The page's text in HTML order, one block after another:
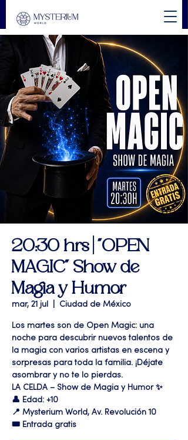
20:30 hrs | "OPEN
MAGIC" Show de
Magia y Humor
mar, 21 jul Ciudad de México
Los martes son de Open Magic: una
noche para descubrir nuevos talentos de
la magia con varios artistas en escena y
sorpresas para toda la familia. ¡Déjate
asombrar y no te lo pierdas.
LA CELDA – Show de Magia y Humor ✨
👤 Edad: +10
📍 Mysterium World, Av. Revolución 10
🎟️ Entrada gratis